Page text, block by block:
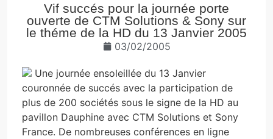
Vif succés pour la journée porte
ouverte de CTM Solutions & Sony sur
le théme de la HD du 13 Janvier 2005
03/02/2005
Une journée ensoleillée du 13 Janvier
couronnée de succés avec la participation de
plus de 200 sociétés sous le signe de la HD au
pavillon Dauphine avec CTM Solutions et Sony
France. De nombreuses conférences en ligne